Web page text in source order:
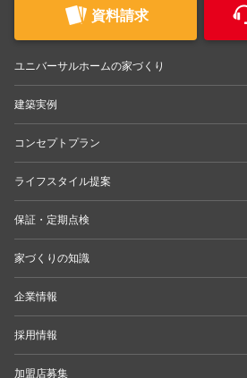
資料請求
ユニバーサルホームの家づくり
建築実例
コンセプトプラン
ライフスタイル提案
保証・定期点検
家づくりの知識
企業情報
採用情報
加盟店募集